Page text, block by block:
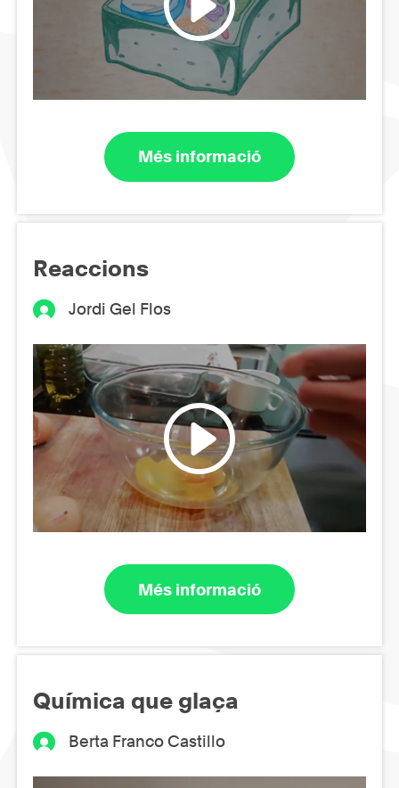
Més informació
Reaccions
Jordi Gel Flos
Més informació
Química que glaça
Berta Franco Castillo